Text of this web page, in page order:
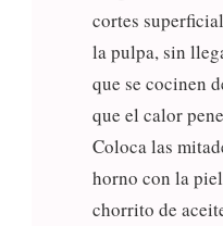
cortes
la pulpa, sin
que se cocinen
que el calor
Coloca las
horno con la
chorrito de